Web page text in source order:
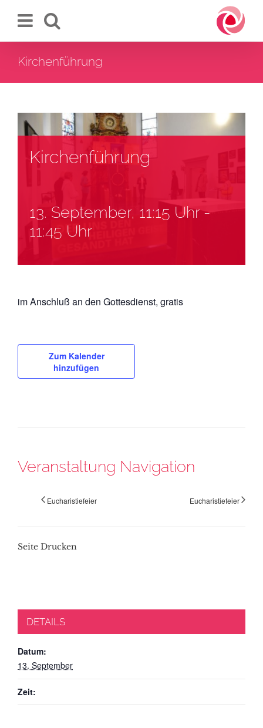
Inhalt
Kirchenführung
Kirchenführung
13. September, 11:15 Uhr-
11:45 Uhr
im Anschluß an den Gottesdienst, gratis
Zum Kalender
hinzufügen
Veranstaltung Navigation
Eucharistiefeier Eucharistiefeier
Seite Drucken
DETAILS
Datum:
13. September
Zeit: